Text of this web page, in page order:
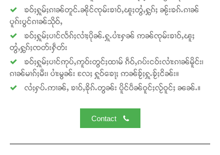
Donate Now
ၶဝ်ႈႁူမ်ႈၵၢၼ်တူင်ႉၼိုင်ၸုမ်းၶၢဝ်ႇၽူႈတွႆႇႁွၵ်ႈ ၼႂ်းၶၵ်ႉၵၢၼ်
ပူၵ်းပွင်ၵၢၼ်သိုဝ်ႇ
ၶဝ်ႈႁူမ်ႈပၢင်လႅၵ်ႈလၢႆႈပိုၼ်ႉႁူႉပၢႆးႁၼ် ဢၼ်ၸုမ်းၶၢဝ်ႇၽူႈ
တွႆႇႁွၵ်ႈၸတ်းႁဵတ်း
ၶဝ်ႈႁူမ်ႈပၢင်ဢုပ်ႇဢူဝ်းတွင်ႈထၢမ် ၵဵဝ်ႇၵပ်းငဝ်းလၢႆးၵၢၼ်မိူင်း၊
ၵၢၼ်မၢၵ်ႈမီး၊ ပၢႆးမွၼ်း လႄႈ ႁူဝ်ၶေႃႈ ဢၼ်ၶႂ်ႈႁူႉၶႂ်ႈငိၼ်း။
လႆႈႁပ်ႉဢၢၼ်ႇ ၶၢဝ်ႇၶိုၵ်ႉတွၼ်း ပိူင်ပဵၼ်ဝူင်ႈလႂ်ဝူင်ႈ ၼၼ်ႉ။
Contact